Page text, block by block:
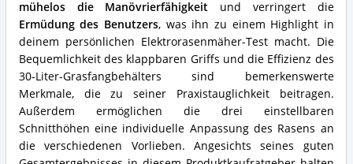
mühelos die Manövrierfähigkeit und verringert die
Ermüdung des Benutzers, was ihn zu einem Highlight in
deinem persönlichen Elektrorasenmäher-Test macht. Die
Bequemlichkeit des klappbaren Griffs und die Effizienz des
30-Liter-Grasfangbehälters sind bemerkenswerte
Merkmale, die zu seiner Praxistauglichkeit beitragen.
Außerdem ermöglichen die drei einstellbaren
Schnitthöhen eine individuelle Anpassung des Rasens an
die verschiedenen Vorlieben. Angesichts seines guten